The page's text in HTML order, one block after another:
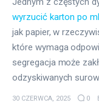
wyrzucić karton po
jak papier, w
które wymaga
segregacja może
odzyskiwanych
30 CZERWCA, 2025 0